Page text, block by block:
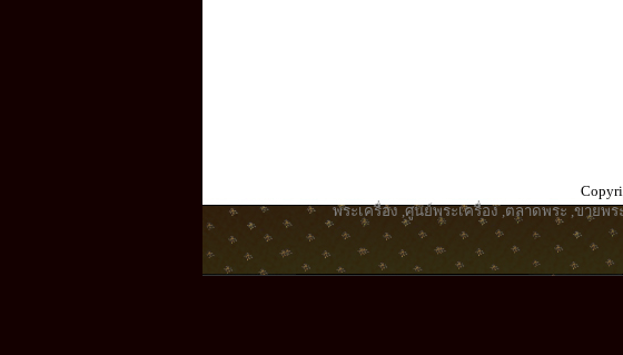
พระเครื่อง ,ศูนย์พระเครื่อง,ตลาดพระ ,ขายพร